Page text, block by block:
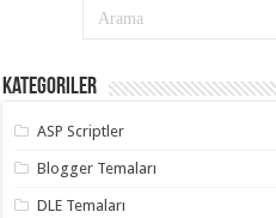
eve
taşımacılık,
asansörlü
gaziantep
eve
Kategoriler
ASP Scriptler
Blogger Temaları
DLE Temaları